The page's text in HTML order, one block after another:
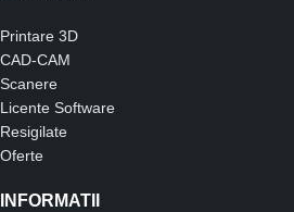
Printare 3D
CAD-CAM
Scanere
Licente Software
Resigilate
Oferte
INFORMATII